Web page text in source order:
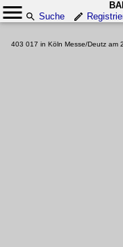
Suche
403 017 in Köln Messe/Deutz am